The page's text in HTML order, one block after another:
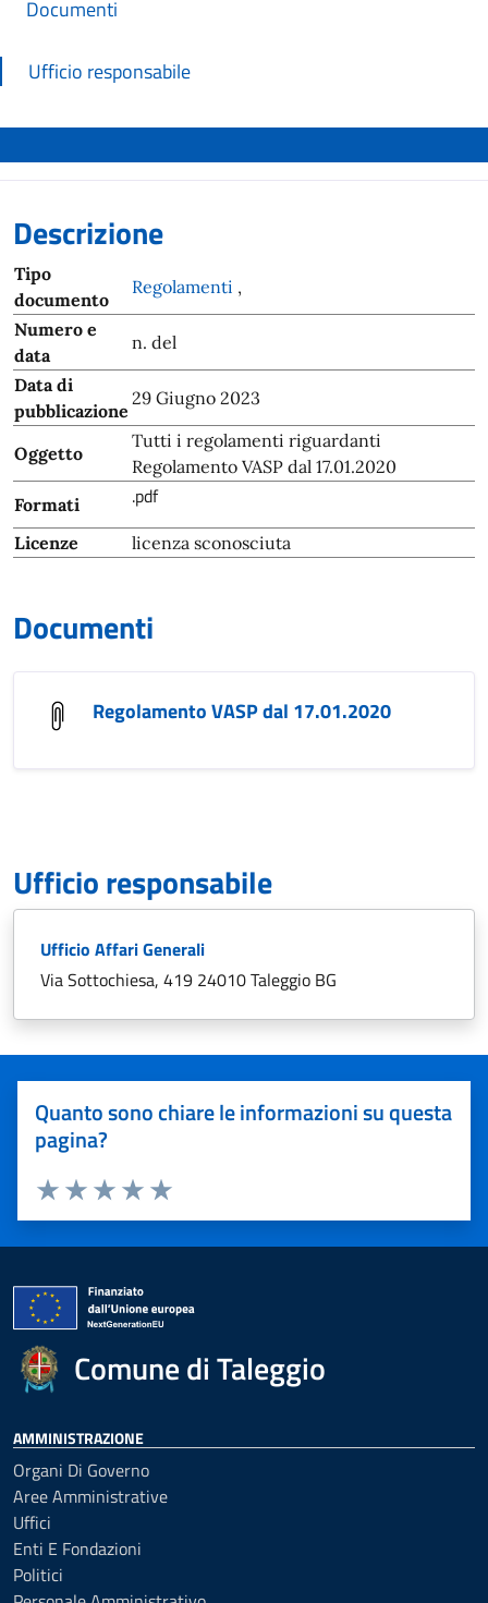
Documenti
Ufficio responsabile
Descrizione
Tipo
documento
Regolamenti ,
Numero e
data
n. del
Data di
pubblicazione
29 Giugno 2023
Oggetto
Tutti i regolamenti riguardanti
Regolamento VASP dal 17.01.2020
Formati
.pdf
Licenze licenza sconosciuta
Documenti
Regolamento VASP dal 17.01.2020
Ufficio responsabile
Ufficio Affari Generali
Via Sottochiesa, 419 24010 Taleggio BG
Quanto sono chiare le informazioni su questa
pagina?
Valuta 5 stelle su 5
Valuta 4 stelle su 5
Valuta 3 stelle su 5
Valuta 2 stelle su 5
Valuta 1 stelle su 5
Comune di Taleggio
AMMINISTRAZIONE
Organi Di Governo
Aree Amministrative
Uffici
Enti E Fondazioni
Politici